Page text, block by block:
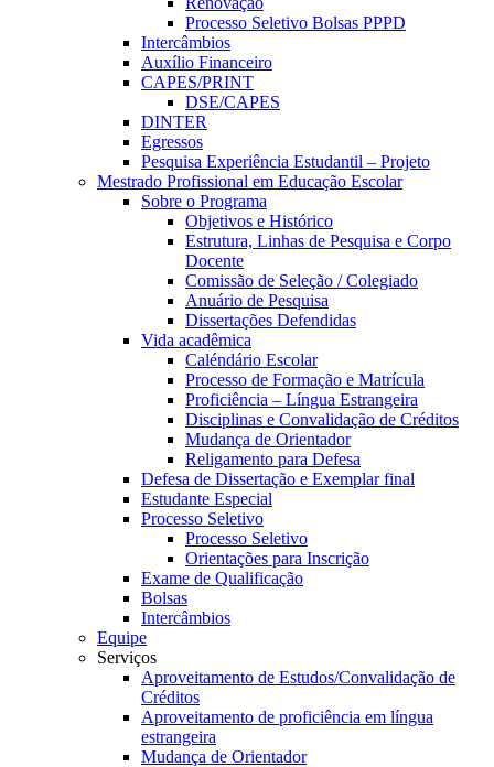
Processo Seletivo Bolsas PPPD
Intercâmbios
Auxílio Financeiro
CAPES/PRINT
DSE/CAPES
DINTER
Egressos
Pesquisa Experiência Estudantil – Projeto
Mestrado Profissional em Educação Escolar
Sobre o Programa
Objetivos e Histórico
Estrutura, Linhas de Pesquisa e Corpo
Docente
Comissão de Seleção / Colegiado
Anuário de Pesquisa
Dissertações Defendidas
Vida acadêmica
Caléndário Escolar
Processo de Formação e Matrícula
Proficiência – Língua Estrangeira
Disciplinas e Convalidação de Créditos
Mudança de Orientador
Religamento para Defesa
Defesa de Dissertação e Exemplar final
Estudante Especial
Processo Seletivo
Processo Seletivo
Orientações para Inscrição
Exame de Qualificação
Bolsas
Intercâmbios
Equipe
Serviços
Aproveitamento de Estudos/Convalidação de
Créditos
Aproveitamento de proficiência em língua
estrangeira
Mudança de Orientador